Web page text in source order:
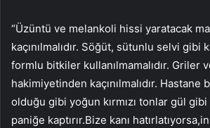
“Üzüntü ve melankoli hissi yaratacak
kaçınılmalıdır. Söğüt, sütunlu selvi gibi
formlu bitkiler kullanılmamalıdır. Griler
hakimiyetinden kaçınılmalıdır. Hastane
olduğu gibi yoğun kırmızı tonlar gül
paniğe kaptırır.Bize kanı